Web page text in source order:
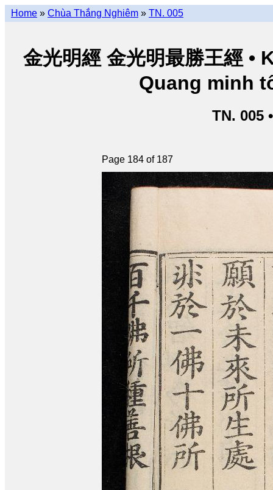
Home » Chùa Thắng Nghiêm » TN. 005
金光明經 金光明最勝王經
Quang minh
TN. 005
Page 184 of 187